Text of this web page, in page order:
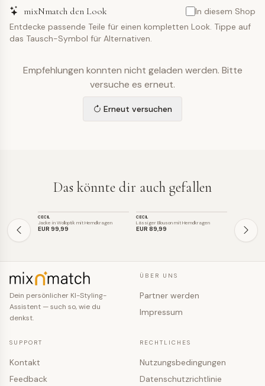
mixNmatch den Look
In diesem Shop
Entdecke passende Teile für einen kompletten Look. Tippe auf
das Tausch-Symbol für Alternativen.
Empfehlungen konnten nicht geladen werden. Bitte
versuche es erneut.
Erneut versuchen
Das könnte dir auch gefallen
CECIL
Jacke in Wolloptik mit Hemdkragen
EUR 99,99
CECIL
Lässiger Blouson mit Hemdkragen
EUR 89,99
SALE
EUR 59
Dein persönlicher KI-Styling-
Assistent — such so, wie du
denkst.
ÜBER UNS
Partner werden
Impressum
SUPPORT
Kontakt
Feedback
RECHTLICHES
Nutzungsbedingungen
Datenschutzrichtlinie